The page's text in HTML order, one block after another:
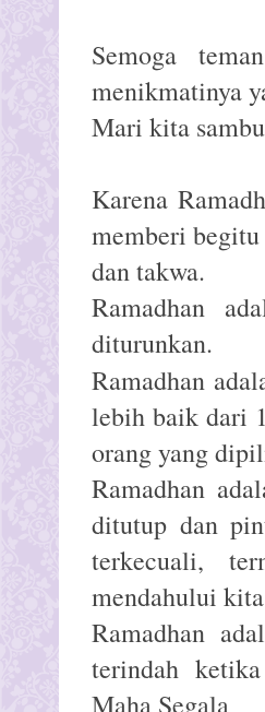
Semoga
menikmatinya
Mari kita
Karena
memberi
dan takwa.
Ramadhan
diturunkan.
Ramadhan
lebih baik dari
orang yang
Ramadhan
ditutup dan
terkecuali,
mendahului
Ramadhan
terindah
Maha Segala